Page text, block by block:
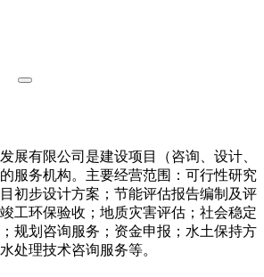
展有限公司是建设项目（咨询、设计、
服务机构。主要经营范围：可行性研究
初步设计方案；节能评估报告编制及评
工环保验收；地质灾害评估；社会稳定
规划咨询服务；资金申报；水土保持方
处理技术咨询服务等。